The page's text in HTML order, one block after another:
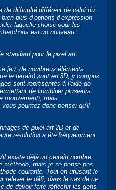
de difficulté différent de celui du
plus d’options d’expression
laquelle choisir pour les
est un nouveau
standard pour le pixel art.
jeu, de nombreux éléments
le terrain) sont en 3D, y compris
sont représentés à l'aide de
de combiner plusieurs
mouvement), mais
pourriez donc penser qu'il
de pixel art 2D et de
résolution a été fréquemment
existe déjà un certain nombre
méthode, mais je ne pense pas
courante. Tout en utilisant le
relever le défi, dans le cas de ce
de devoir faire réfléchir les gens